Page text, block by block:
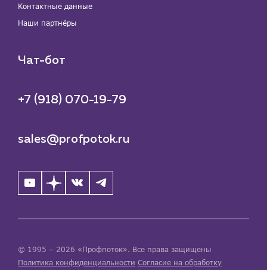
Контактные данные
Наши партнёры
Чат-бот
+7 (918) 070-19-79
sales@profpotok.ru
© 1995 – 2026 «Профпоток». Все права защищены
Политика конфиденциальности Согласие на обработку